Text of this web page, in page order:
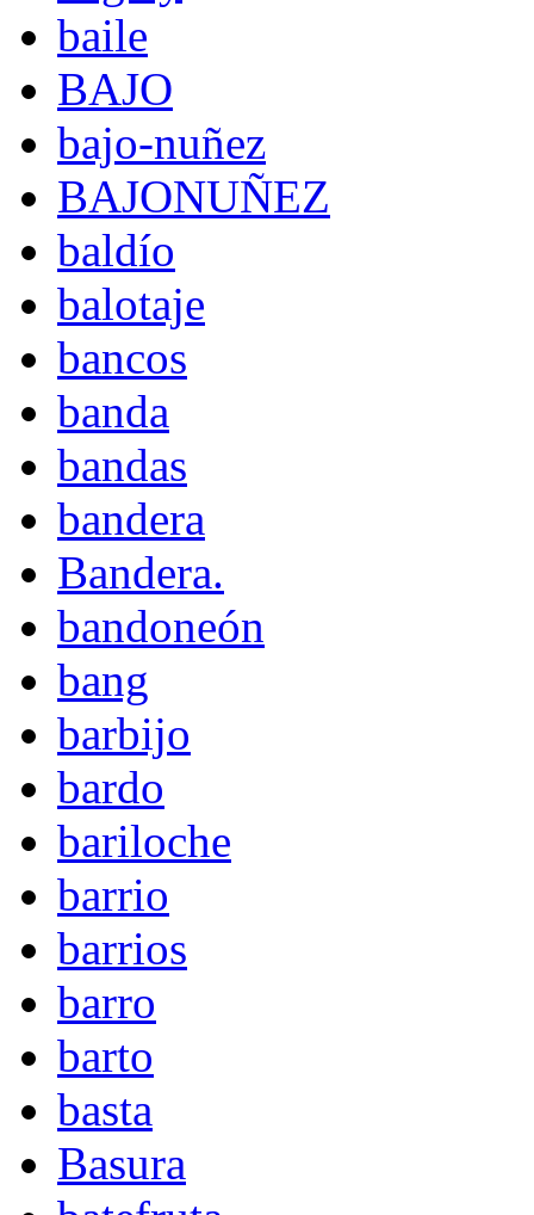
baile
BAJO
bajo-nuñez
BAJONUÑEZ
baldío
balotaje
bancos
banda
bandas
bandera
Bandera.
bandoneón
bang
barbijo
bardo
bariloche
barrio
barrios
barro
barto
basta
Basura